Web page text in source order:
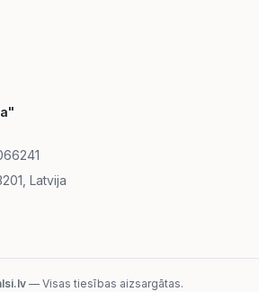
Latvija
— Visas tiesības aizsargātas.